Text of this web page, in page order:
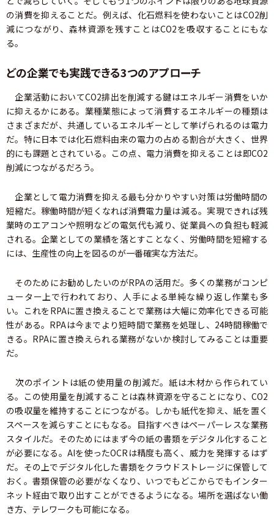
の消費を抑えることだ。例えば、化石燃料を使わないことはCO2削
減につながり、森林資源を残すことはCO2を吸収することにもな
る。
どの企業でも実践できる3つのアプローチ
企業活動においてCO2排出を削減する鍵はエネルギー消費をいか
に抑えるかにある。業種業態によって消費するエネルギーの種類は
さまざまだが、共通しているエネルギーとして挙げられるのは電力
だ。特に日本では化石燃料由来の電力の占める割合が大きく、世界
的にも課題とされている。この点、電力消費を抑えることは即CO2
削減につながるだろう。
企業として電力消費を抑える最も分かりやすい対策は労働時間の
短縮だ。稼働時間が短くなれば消費電力量は減る。実現できれば残
業時のエアコンや照明などの電気代も減り、従業員への負担も軽減
される。企業としての業績を落とすことなく、労働時間を短縮する
には、生産性の向上を図るのが一番確実な方法だ。
そのためにお勧めしたいのがRPAの活用だ。多くの業務がコンピ
ューター上で行われており、人手による単純な繰り返し作業も多
い。これをRPAに置き換えることで業務は大幅に効率化できる可能
性がある。RPAは今までより短時間で業務を処理し、24時間稼働で
きる。RPAに置き換えられる業務がないか検討してみることは重要
だ。
次のポイントは紙の使用量の削減だ。紙は木材から作られてい
る。この使用量を削減することは森林資源を守ることになり、CO2
の吸収量を維持することにつながる。しかも紙代を抑え、紙を置く
スペースを減らすことにもなる。目指すべきはペーパーレスな業務
スタイルだ。そのためにはまず今の紙の書類をデジタル化すること
が必要になる。AIを使ったOCRは精度も高く、威力を発揮するはず
だ。その上でデジタル化した書類をクラウドストレージに保管して
おく。書類保管の必要がなくなり、いつでもどこからでもインター
ネット経由で取り出すことができるようになる。場所を選ばない働
き方、テレワークも可能になる。